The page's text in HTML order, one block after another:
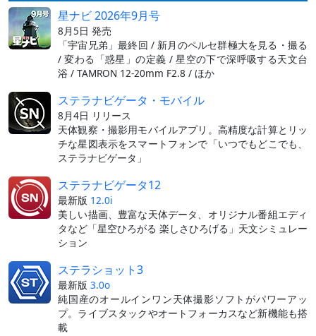
星ナビ 2026年9月号
8月5日 発売
「宇宙兄弟」最終回 / 新月のペルセ群極大を見る・撮る
/ 変わる「惑星」の定義 / 星空の下で深呼吸する天文台
浴 / TAMRON 12-20mm F2.8 / ほか
ステラナビゲータ・モバイル
8月4日 リリース
天体観察・撮影用モバイルアプリ。高精度な計算とリッ
チな星図表示をスマートフォンで「いつでもどこでも、
ステラナビゲータ」
ステラナビゲータ12
最新版 12.0i
美しい描画、豊富な天体データ、オリジナル番組エディ
タなど「星空ひろがる 楽しさひろげる」天文シミュレー
ション
ステラショット3
最新版 3.0o
純国産のオールインワン天体撮影ソフトがパワーアッ
プ。ライブスタックやオートフォーカスなど新機能も搭
載